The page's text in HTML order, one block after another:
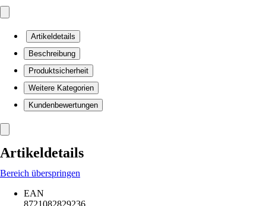
Artikeldetails
Beschreibung
Produktsicherheit
Weitere Kategorien
Kundenbewertungen
Artikeldetails
Bereich überspringen
EAN
8721082829236